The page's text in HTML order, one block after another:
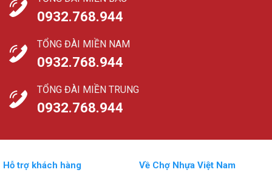
0932.768.944
TỔNG ĐÀI MIỀN NAM
0932.768.944
TỔNG ĐÀI MIỀN TRUNG
0932.768.944
Hỗ trợ khách hàng Về Chợ Nhựa Việt Nam